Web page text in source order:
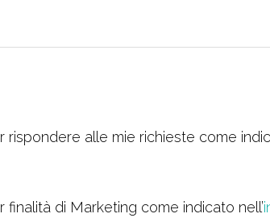
rispondere alle mie richieste come
finalità di Marketing come indicato nell’